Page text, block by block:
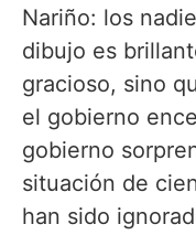
Nariño: los
dibujo es
gracioso, sino
el gobierno
gobierno
situación de
han sido